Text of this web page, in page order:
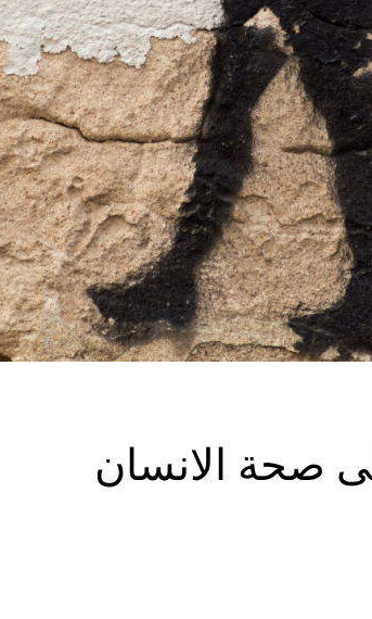
صحة الانسان